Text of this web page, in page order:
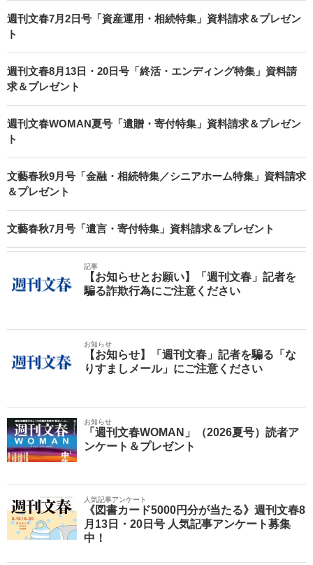
週刊文春7月2日号「資産運用・相続特集」資料請求＆プレゼン
ト
週刊文春8月13日・20日号「終活・エンディング特集」資料請
求＆プレゼント
週刊文春WOMAN夏号「遺贈・寄付特集」資料請求＆プレゼン
ト
文藝春秋9月号「金融・相続特集／シニアホーム特集」資料請求
＆プレゼント
文藝春秋7月号「遺言・寄付特集」資料請求＆プレゼント
記事
【お知らせとお願い】「週刊文春」記者を
騙る詐欺行為にご注意ください
お知らせ
【お知らせ】「週刊文春」記者を騙る「な
りすましメール」にご注意ください
お知らせ
「週刊文春WOMAN」（2026夏号）読者ア
ンケート＆プレゼント
人気記事アンケート
《図書カード5000円分が当たる》週刊文春8
月13日・20日号 人気記事アンケート募集
中！